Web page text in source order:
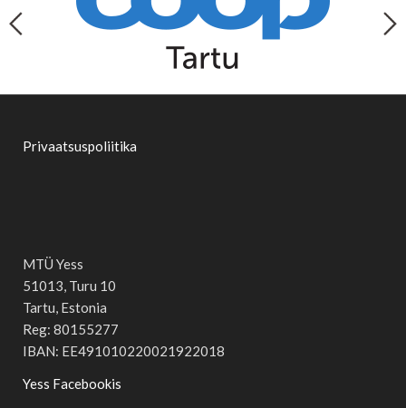
Privaatsuspoliitika
MTÜ Yess
51013, Turu 10
Tartu, Estonia
Reg: 80155277
IBAN: EE491010220021922018
Yess Facebookis